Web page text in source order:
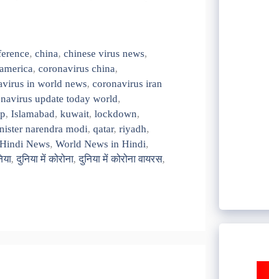
,china,chinese virus news,
, coronavirus china,
in world news, coronavirus iran
update today world,
, Islamabad, kuwait, lockdown,
narendra modi, qatar, riyadh,
News, World News in Hindi,
,दुनिया में कोरोना,दुनिया में कोरोना वायरस,